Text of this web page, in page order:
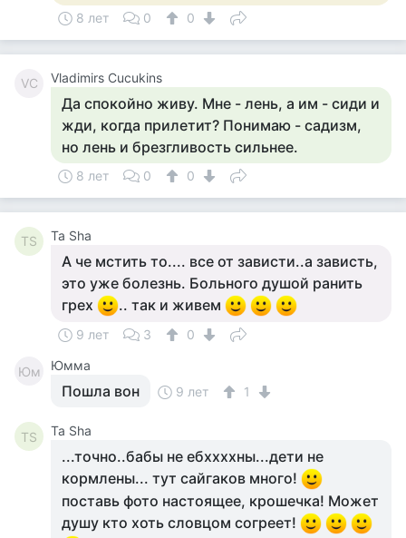
8 лет 0 0
VC Vladimirs Cucukins
Да спокойно живу. Мне - лень, а им - сиди и
жди, когда прилетит? Понимаю - садизм,
но лень и брезгливость сильнее.
8 лет 0 0
ТS Та Sha
А че мстить то.... все от зависти..а зависть,
это уже болезнь. Больного душой ранить
грех
.. так и живем
9 лет 3 0
Юм Юмма
Пошла вон 9 лет 1
ТS Та Sha
...точно..бабы не ебххххны...дети не
кормлены... тут сайгаков много!
поставь фото настоящее, крошечка! Может
душу кто хоть словцом согреет!